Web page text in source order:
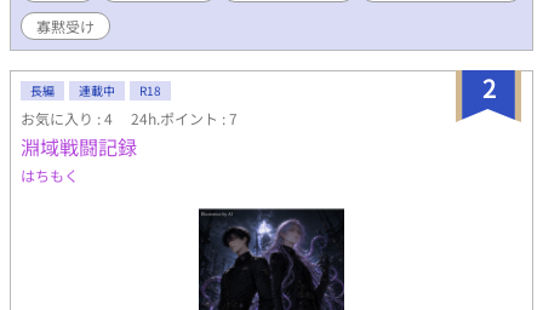
寡黙受け
2
長編 連載中 R18
お気に入り : 4 24h.ポイント : 7
淵域戦闘記録
はちもく